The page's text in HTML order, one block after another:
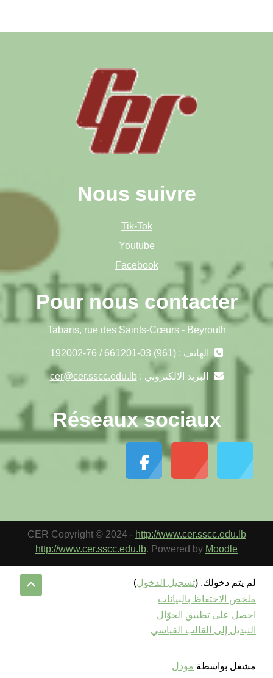
Nous suivre
Tik-Tok
Youtube
Facebook
Pour nous contacter
Tabaris, rue des Saints-Cœurs - Beyrouth
الهاتف : (961) 03-661201 / 76-192002
البريد الالكتروني : cer@cer.sscc.edu.lb
Réseaux sociaux
CER Copyright © 2024 - http://www.cer.sscc.edu.lb
http://www.cer.sscc.edu.lb. Powered by Moodle
لم يتم دخولك. (تسجيل الدخول)
ملخص الاحتفاظ بالبيانات
احصل على تطبيق الجوّال
التبديل إلى القالب القياسي
مشغل بواسطة مودل